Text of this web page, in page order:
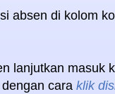
absen di kolom
lanjutkan masuk
cara klik